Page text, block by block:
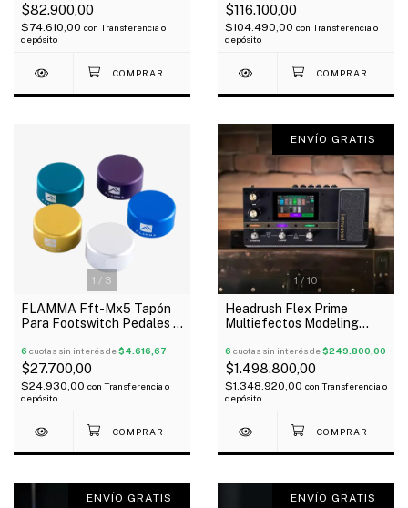
$82.900,00
$74.610,00 con Transferencia o
depósito
$116.100,00
$104.490,00 con Transferencia o
depósito
1 / 3
FLAMMA Fft-Mx5 Tapón
Para Footswitch Pedales X
6 cuotas sin interés de$4.616,67
$27.700,00
$24.930,00 con Transferencia o
depósito
1 / 10
ENVÍO GRATIS
Headrush Flex Prime
Multiefectos Modeling
Wi-Fi
6 cuotas sin interés de$249.800,00
$1.498.800,00
$1.348.920,00 con Transferencia o
depósito
ENVÍO GRATIS ENVÍO GRATIS